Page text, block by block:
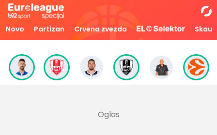
Novo Partizan Crvena zvezda Skaut